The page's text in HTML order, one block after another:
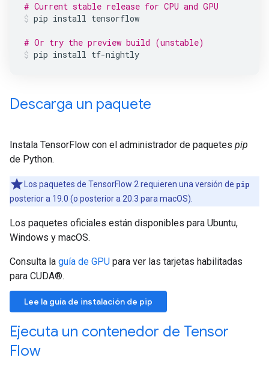
# Current stable release for CPU and GPU
pip install tensorflow
# Or try the preview build (unstable)
pip install tf-nightly
Descarga un paquete
Instala TensorFlow con el administrador de paquetes pip
de Python.
Los paquetes de TensorFlow 2 requieren una versión de pip
posterior a 19.0 (o posterior a 20.3 para macOS).
Los paquetes oficiales están disponibles para Ubuntu,
Windows y macOS.
Consulta la guía de GPU para ver las tarjetas habilitadas
para CUDA®.
Lee la guía de instalación de pip
Ejecuta un contenedor de Tensor
Flow